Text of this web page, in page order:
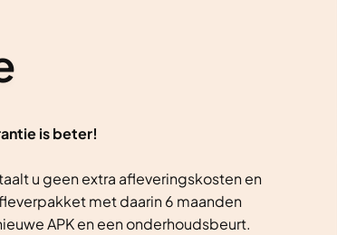
is beter!
u geen extra afleveringskosten en
met daarin 6 maanden
APK en een onderhoudsbeurt.